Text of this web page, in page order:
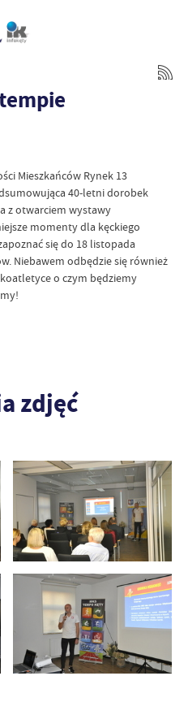
Mieszkańców Rynek 13
40-letni dorobek
z otwarciem wystawy
momenty dla kęckiego
się do 18 listopada
Niebawem odbędzie się również
o czym będziemy
zdjęć